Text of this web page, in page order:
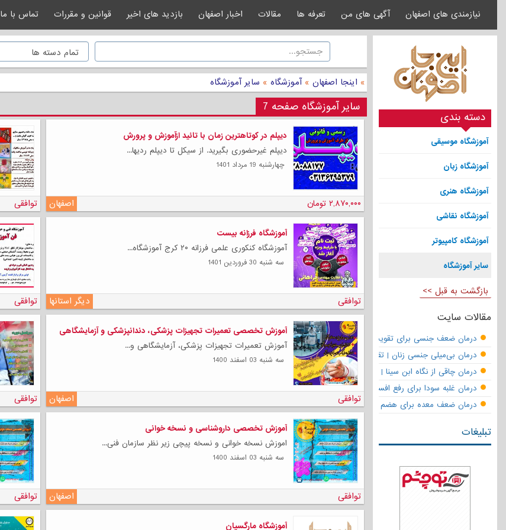
نیازمندی های اصفهان آگهی های من تعرفه ها مقالات اخبار اصفهان بازدید های اخیر قوانین و مقررات تماس با ما
دسته بندی
آموزشگاه موسیقی
آموزشگاه زبان
آموزشگاه هنری
آموزشگاه نقاشی
آموزشگاه کامپیوتر
سایر آموزشگاه
بازگشت به قبل >>
مقالات سایت
درمان ضعف جنسی برای تقویت قوای مردانه | تقویت نعوظ و رفع زودانزالی
درمان بی‌میلی جنسی زنان | تقویت قوای جنسی و بازگشت لذت
درمان چاقی از نگاه ابن سینا | نسخه حکما برای کاهش وزن طبیعی
درمان غلبه سودا برای رفع افسردگی
درمان ضعف معده برای هضم قوی
تبلیغات
» اینجا اصفهان » آموزشگاه » سایر آموزشگاه
سایر آموزشگاه صفحه 7
دیپلم در کوتاهترین زمان با تائید ازآموزش و پرورش
دیپلم غیرحضوری بگیرید. از سیکل تا دیپلم ردیها...
چهارشنبه 19 مرداد 1401
اصفهان ۲,۸۷۰,۰۰۰ تومان توافقی
آموزشگاه فرزانه بیست
آموزشگاه کنکوری علمی فرزانه ۲۰ کرج آموزشگاه...
سه شنبه 30 فروردين 1401
دیگر استانها توافقی توافقی
آموزش تخصصی تعمیرات تجهیزات پزشکی، دندانپزشکی و آزمایشگاهی
آموزش تعمیرات تجهیزات پزشکی، آزمایشگاهی و...
سه شنبه 03 اسفند 1400
اصفهان توافقی توافقی
آموزش تخصصی داروشناسی و نسخه خوانی
اموزش نسخه خوانی و نسخه پیچی زیر نظر سازمان فنی...
سه شنبه 03 اسفند 1400
اصفهان توافقی توافقی
آموزشگاه مارگسیان